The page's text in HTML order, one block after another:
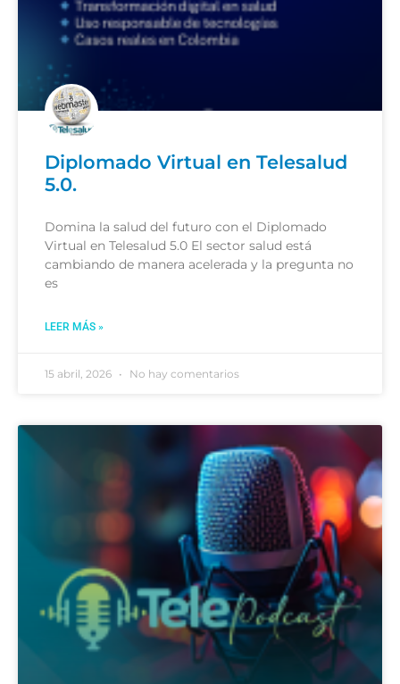
Diplomado Virtual en Telesalud
5.0.
Domina la salud del futuro con el Diplomado
Virtual en Telesalud 5.0 El sector salud está
cambiando de manera acelerada y la pregunta no
es
LEER MÁS »
15 abril, 2026 No hay comentarios